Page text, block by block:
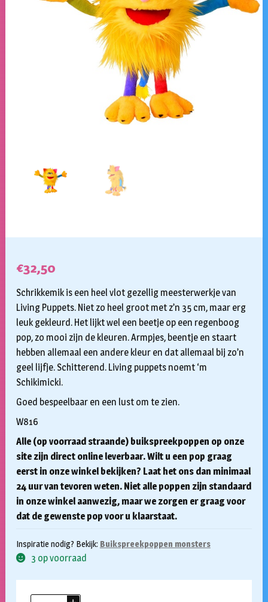
€32,50
Schrikkemik is een heel vlot gezellig meesterwerkje van
Living Puppets. Niet zo heel groot met z’n 35 cm, maar erg
leuk gekleurd. Het lijkt wel een beetje op een regenboog
pop, zo mooi zijn de kleuren. Armpjes, beentje en staart
hebben allemaal een andere kleur en dat allemaal bij zo’n
geel lijfje. Schitterend. Living puppets noemt ‘m
Schikimicki.
Goed bespeelbaar en een lust om te zien.
W816
Alle (op voorraad straande) buikspreekpoppen op onze
site zijn direct online leverbaar. Wilt u een pop graag
eerst in onze winkel bekijken? Laat het ons dan minimaal
24 uur van tevoren weten. Niet alle poppen zijn standaard
in onze winkel aanwezig, maar we zorgen er graag voor
dat de gewenste pop voor u klaarstaat.
Inspiratie nodig? Bekijk: Buikspreekpoppen monsters
3 op voorraad